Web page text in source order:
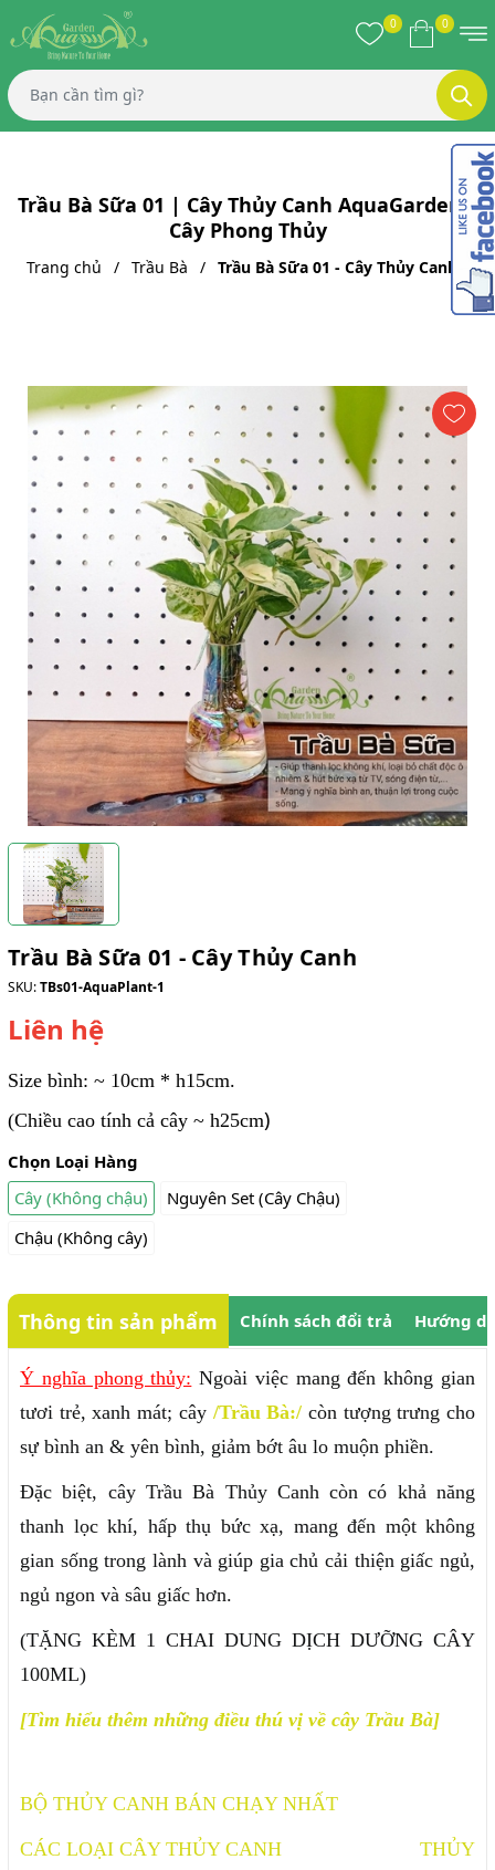
0 0
Trầu Bà Sữa 01 | Cây Thủy Canh AquaGarden |
Cây Phong Thủy
Trang chủ Trầu Bà Trầu Bà Sữa 01 - Cây Thủy Canh
Trầu Bà Sữa 01 - Cây Thủy Canh
SKU:TBs01-AquaPlant-1
Liên hệ
Size bình: ~ 10cm * h15cm.
(Chiều cao tính cả cây ~ h25cm)
Chọn Loại Hàng
Cây (Không chậu)
Nguyên Set (Cây Chậu)
Chậu (Không cây)
Thông tin sản phẩm Chính sách đổi trả Hướng
Ý nghĩa phong thủy: Ngoài việc mang đến không gian
tươi trẻ, xanh mát; cây /Trầu Bà:/ còn tượng trưng cho
sự bình an & yên bình, giảm bớt âu lo muộn phiền.
Đặc biệt, cây Trầu Bà Thủy Canh còn có khả năng
thanh lọc khí, hấp thụ bức xạ, mang đến một không
gian sống trong lành và giúp gia chủ cải thiện giấc ngủ,
ngủ ngon và sâu giấc hơn.
(TẶNG KÈM 1 CHAI DUNG DỊCH DƯỠNG CÂY
100ML)
[Tìm hiểu thêm những điều thú vị về cây Trầu Bà]
BỘ THỦY CANH BÁN CHẠY NHẤT
CÁC LOẠI CÂY THỦY CANH
THỦY